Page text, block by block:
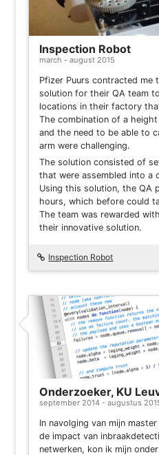
Inspection Robot
march - august 2015
Pfizer Puurs contracted me
solution for their QA team
locations in their factory
The combination of a
and the need to be able to
arm were challenging.
The solution consisted of
that were assembled into a
Using this solution, the QA
hours, which before could
The team was rewarded
their innovative solution.
Inspection Robot
Onderzoeker, KU
september 2014 - augustus
In navolging van mijn
de impact van
netwerken, kon ik mijn